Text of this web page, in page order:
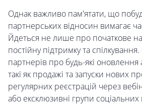
Однак важливо пам'ятати, що
партнерських відносин вимагає
Йдеться не лише про початкове
постійну підтримку та
партнерів про будь-які
такі як продажі та запуски нових
регулярних реєстрацій через
або ексклюзивні групи соціальних